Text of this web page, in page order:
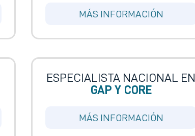
MÁS INFORMACIÓN
ESPECIALISTA NACIONAL EN
GAP Y CORE
MÁS INFORMACIÓN